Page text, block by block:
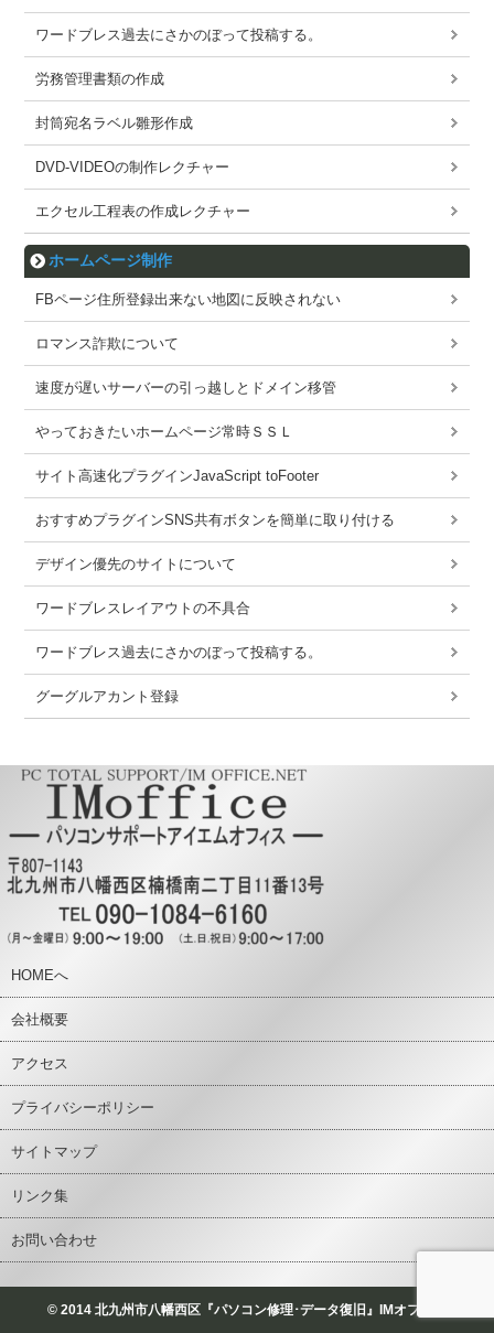
ワードブレス過去にさかのぼって投稿する。
労務管理書類の作成
封筒宛名ラベル雛形作成
DVD-VIDEOの制作レクチャー
エクセル工程表の作成レクチャー
ホームページ制作
FBページ住所登録出来ない地図に反映されない
ロマンス詐欺について
速度が遅いサーバーの引っ越しとドメイン移管
やっておきたいホームページ常時ＳＳＬ
サイト高速化プラグインJavaScript toFooter
おすすめプラグインSNS共有ボタンを簡単に取り付ける
デザイン優先のサイトについて
ワードブレスレイアウトの不具合
ワードブレス過去にさかのぼって投稿する。
グーグルアカント登録
HOMEへ
会社概要
アクセス
プライバシーポリシー
サイトマップ
リンク集
お問い合わせ
© 2014 北九州市八幡西区『パソコン修理･データ復旧』IMオフィス